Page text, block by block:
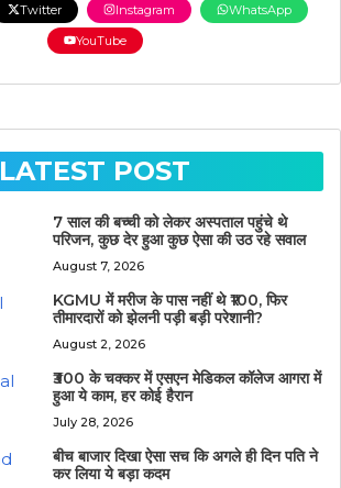
Twitter Instagram
WhatsApp
YouTube
LATEST POST
7 साल की बच्ची को लेकर अस्पताल पहुंचे थे
परिजन, कुछ देर हुआ कुछ ऐसा की उठ रहे सवाल
August 7, 2026
KGMU में मरीज के पास नहीं थे ₹100, फिर
तीमारदारों को झेलनी पड़ी बड़ी परेशानी?
August 2, 2026
₹300 के चक्कर में एसएन मेडिकल कॉलेज आगरा में
हुआ ये काम, हर कोई हैरान
July 28, 2026
बीच बाजार दिखा ऐसा सच कि अगले ही दिन पति ने
कर लिया ये बड़ा कदम